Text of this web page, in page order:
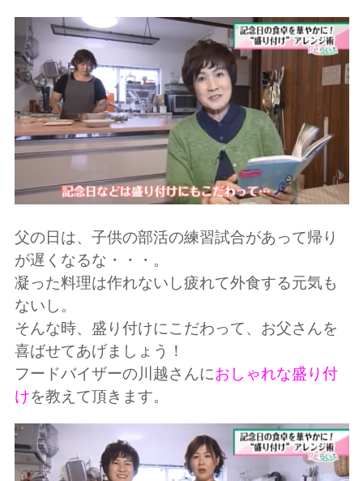
父の日は、子供の部活の練習試合があって帰り
が遅くなるな・・・。
凝った料理は作れないし疲れて外食する元気も
ないし。
そんな時、盛り付けにこだわって、お父さんを
喜ばせてあげましょう！
フードバイザーの川越さんにおしゃれな盛り付
けを教えて頂きます。